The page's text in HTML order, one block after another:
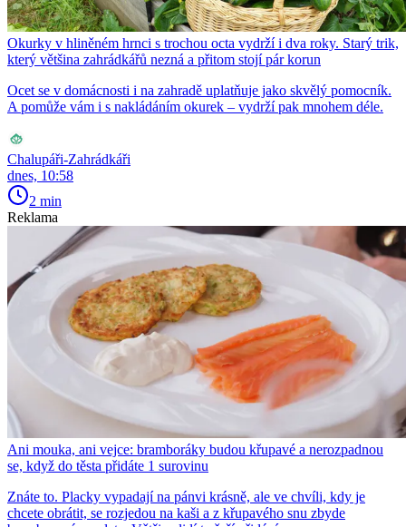
Okurky v hliněném hrnci s trochou octa vydrží i dva roky. Starý trik,
který většina zahrádkářů nezná a přitom stojí pár korun
Ocet se v domácnosti i na zahradě uplatňuje jako skvělý pomocník.
A pomůže vám i s nakládáním okurek – vydrží pak mnohem déle.
Chalupáři-Zahrádkáři
dnes, 10:58
2 min
Reklama
Ani mouka, ani vejce: bramboráky budou křupavé a nerozpadnou
se, když do těsta přidáte 1 surovinu
Znáte to. Placky vypadají na pánvi krásně, ale ve chvíli, kdy je
chcete obrátit, se rozjedou na kaši a z křupavého snu zbyde